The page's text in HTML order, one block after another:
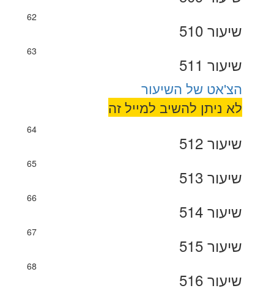
62
שיעור 510
63
שיעור 511
הצ'אט של השיעור
לא ניתן להשיב למייל זה
64
שיעור 512
65
שיעור 513
66
שיעור 514
67
שיעור 515
68
שיעור 516